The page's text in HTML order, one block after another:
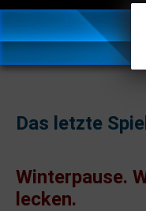
Das letzte
Winterpause.
lecken.